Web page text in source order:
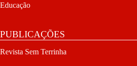
Educação
PUBLICAÇÕES
Revista Sem Terrinha